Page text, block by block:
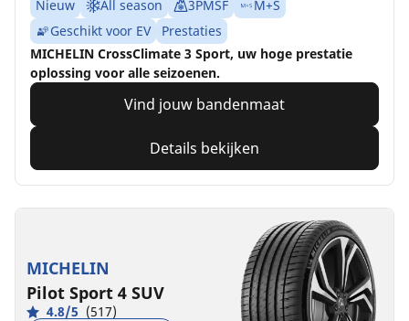
Nieuw All season 3PMSF
M+S
Geschikt voor EV
Prestaties
MICHELIN CrossClimate 3 Sport, uw hoge prestatie
oplossing voor alle seizoenen.
Vind jouw bandenmaat
Details bekijken
MICHELIN
Pilot Sport 4 SUV
4.8/5 (517)